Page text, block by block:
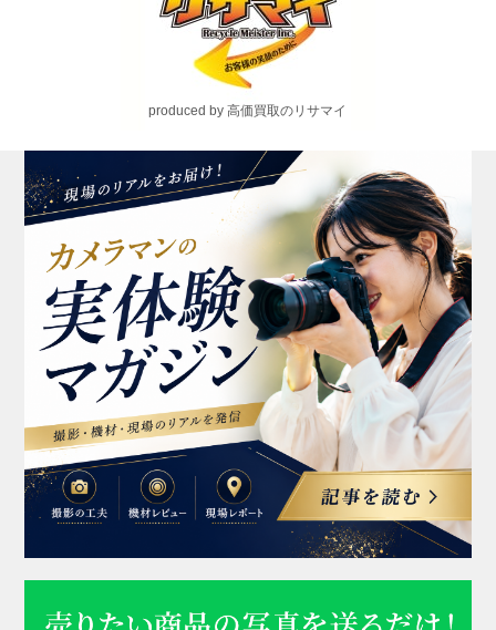
produced by 高価買取のリサマイ